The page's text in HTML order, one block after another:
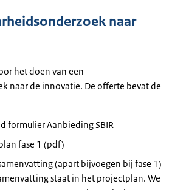
naar
het doen van een
naar de innovatie. De offerte bevat de
formulier Aanbieding SBIR
fase 1 (pdf)
(apart bijvoegen bij fase 1)
staat in het projectplan. We